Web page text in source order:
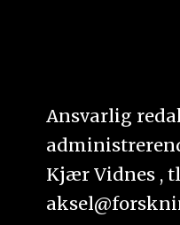
Ansvarlig
Kjær Vidnes ,